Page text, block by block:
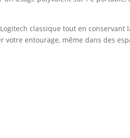
classique tout en conservant
entourage, même dans des